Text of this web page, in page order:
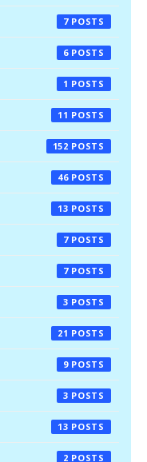
7
6
1
11
152
46
13
7
7
3
21
9
3
13
2